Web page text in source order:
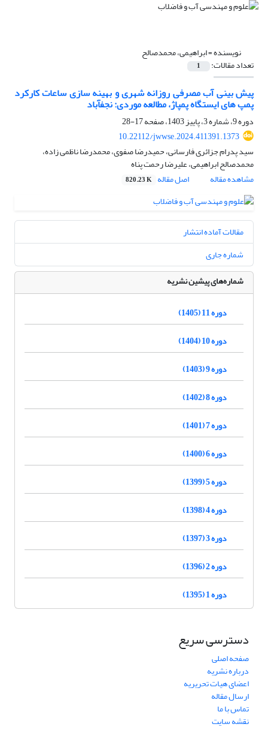
نویسنده =ابراهیمی، محمدصالح
تعداد مقالات: 1
پیش بینی آب مصرفی روزانه شهری و بهینه سازی ساعات کارکرد
پمپ های ایستگاه‌ پمپاژ، مطالعه موردی: نجف‎آباد
دوره 9، شماره 3، پاییز 1403، صفحه
17-28
10.22112/jwwse.2024.411391.1373
سید پدرام جزائری فارسانی، حمیدرضا صفوی، محمدرضا ناظمی زاده،
محمدصالح ابراهیمی، علیرضا رحمت پناه
مشاهده مقاله
اصل مقاله 820.23 K
مقالات آماده انتشار
شماره جاری
شماره‌های پیشین نشریه
دوره 11 (1405)
دوره 10 (1404)
دوره 9 (1403)
دوره 8 (1402)
دوره 7 (1401)
دوره 6 (1400)
دوره 5 (1399)
دوره 4 (1398)
دوره 3 (1397)
دوره 2 (1396)
دوره 1 (1395)
دسترسی سریع
صفحه اصلی
درباره نشریه
اعضای هیات تحریریه
ارسال مقاله
تماس با ما
نقشه سایت